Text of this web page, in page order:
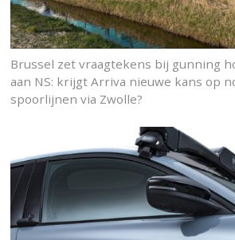
Brussel zet vraagtekens bij gunning
aan NS: krijgt Arriva nieuwe kans op
spoorlijnen via Zwolle?